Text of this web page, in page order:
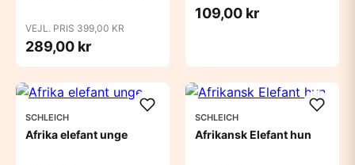
VEJL. PRIS 399,00 KR
289,00 kr
109,00 kr
SCHLEICH
Afrika elefant unge
SCHLEICH
Afrikansk Elefant hun